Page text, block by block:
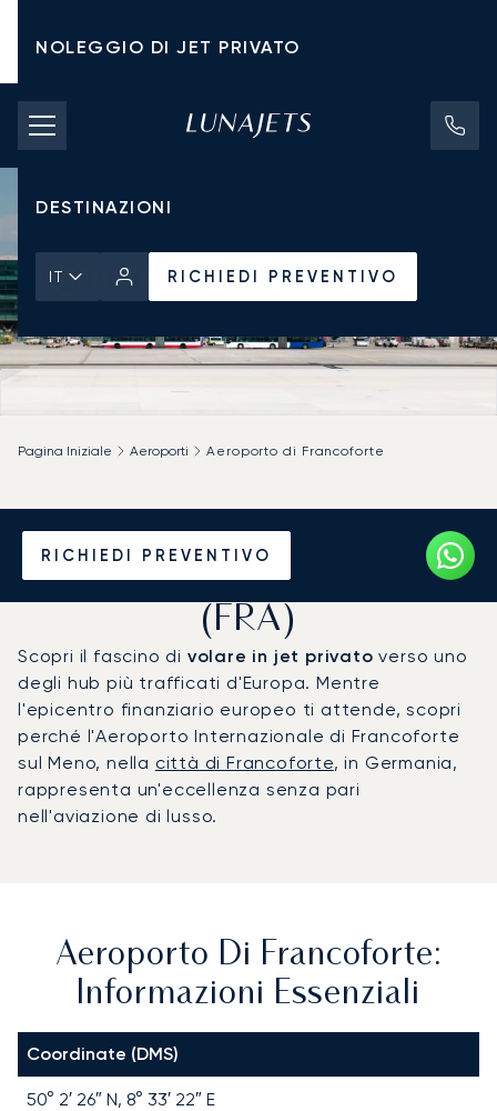
NOLEGGIO DI JET PRIVATO
TARIFFE DI NOLEGGIO
JET PRIVATI
DESTINAZIONI
IT RICHIEDI PREVENTIVO
RICHIEDI PREVENTIVO
Pagina Iniziale Aeroporti Aeroporto di Francoforte
Noleggio jet privato per
l'Aeroporto di Francoforte
(FRA)
Scopri il fascino di volare in jet privato verso uno
degli hub più trafficati d'Europa. Mentre
l'epicentro finanziario europeo ti attende, scopri
perché l'Aeroporto Internazionale di Francoforte
sul Meno, nella città di Francoforte, in Germania,
rappresenta un'eccellenza senza pari
nell'aviazione di lusso.
Aeroporto Di Francoforte:
Informazioni Essenziali
Coordinate (DMS)
50° 2′ 26″ N, 8° 33′ 22″ E